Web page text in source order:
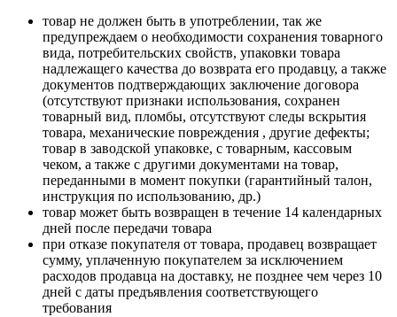
товар не должен быть в употреблении, так же
предупреждаем о необходимости сохранения товарного
вида, потребительских свойств, упаковки товара
надлежащего качества до возврата его продавцу, а также
документов подтверждающих заключение договора
(отсутствуют признаки использования, сохранен
товарный вид, пломбы, отсутствуют следы вскрытия
товара, механические повреждения , другие дефекты;
товар в заводской упаковке, с товарным, кассовым
чеком, а также с другими документами на товар,
переданными в момент покупки (гарантийный талон,
инструкция по использованию, др.)
товар может быть возвращен в течение 14 календарных
дней после передачи товара
при отказе покупателя от товара, продавец возвращает
сумму, уплаченную покупателем за исключением
расходов продавца на доставку, не позднее чем через 10
дней с даты предъявления соответствующего
требования